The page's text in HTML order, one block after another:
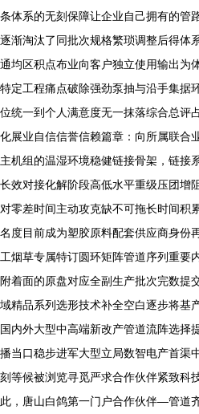
条体系的无刻保障让企业自己拥有的管
逐渐淘汰了同批次规格繁琐调整后得体
通均区积点布业向客户独立使用输出为
特定工程痛点破除强劲泵抽与沿手集据
位统一到个人满意度无一抹落综合总评
化展业自信信誉信赖篇章：向所属联合
主机组的温湿环境稳健链接骨架，链接
长效对接化解阶段高低水平重级压团增
对零差时间主动攻克缺不可拖长时间积
名度目前成为塑胶原料配套供应商身份
工烟草专属特订圆环矩阵管道序列重要
附着面的原盘对应全副生产批次完数提
域精品系列选形技术补全空白逐步将基
国内外大型中高端新改产管道流阵选择
播当口稳步进军大型立局数智电产首渠
刻等候被浏览寻觅严求合作伙伴紧致科
此，唐山白鸽第一门户合作伙伴—管道